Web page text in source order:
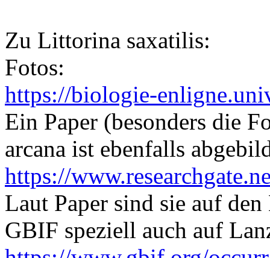
Zu Littorina saxatilis:
Fotos:
https://biologie-
Ein Paper (besonders die
arcana ist ebenfalls
https://
Laut Paper sind sie auf
GBIF speziell auch auf